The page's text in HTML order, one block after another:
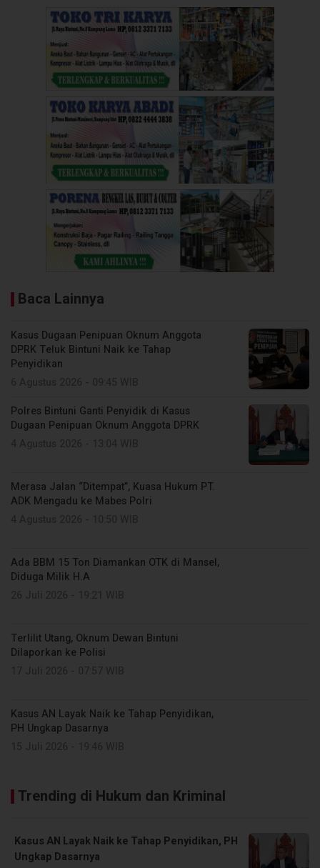
Baca Lainnya
Kasus Dugaan Penipuan Oknum Anggota
DPRK Teluk Bintuni Naik ke Tahap
Penyidikan
Polres Bintuni Ganti Penyidik di Kasus
Dugaan Penipuan Oknum Anggota DPRK
Merasa Jalan “Ditempat”, Kuasa Hukum PT.
ADK Mengadu ke Mabes Polri
Ada BBM 15 Ton Diamankan OTK di Mansel,
Diduga Milik H.A
Terlilit Utang, Oknum Dewan Bintuni
Dilaporkan ke Polisi
Kasus AN Layak Naik ke Tahap Penyidikan,
PH Ungkap Dasarnya
Trending di Hukum dan Kriminal
Kasus AN Layak Naik ke Tahap Penyidikan, PH
Ungkap Dasarnya